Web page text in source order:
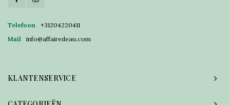
Telefoon
+31204220411
Mail
info@affairedeau.com
KLANTENSERVICE